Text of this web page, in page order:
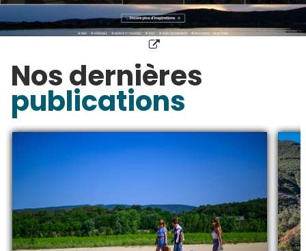
Nos dernières
publications